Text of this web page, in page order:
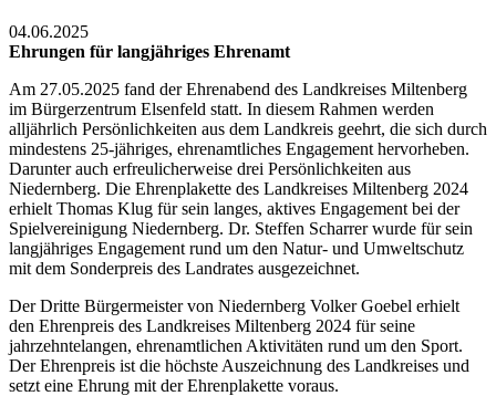
04.06.2025
Ehrungen für langjähriges Ehrenamt
Am 27.05.2025 fand der Ehrenabend des Landkreises Miltenberg
im Bürgerzentrum Elsenfeld statt. In diesem Rahmen werden
alljährlich Persönlichkeiten aus dem Landkreis geehrt, die sich durch
mindestens 25-jähriges, ehrenamtliches Engagement hervorheben.
Darunter auch erfreulicherweise drei Persönlichkeiten aus
Niedernberg. Die Ehrenplakette des Landkreises Miltenberg 2024
erhielt Thomas Klug für sein langes, aktives Engagement bei der
Spielvereinigung Niedernberg. Dr. Steffen Scharrer wurde für sein
langjähriges Engagement rund um den Natur- und Umweltschutz
mit dem Sonderpreis des Landrates ausgezeichnet.
Der Dritte Bürgermeister von Niedernberg Volker Goebel erhielt
den Ehrenpreis des Landkreises Miltenberg 2024 für seine
jahrzehntelangen, ehrenamtlichen Aktivitäten rund um den Sport.
Der Ehrenpreis ist die höchste Auszeichnung des Landkreises und
setzt eine Ehrung mit der Ehrenplakette voraus.